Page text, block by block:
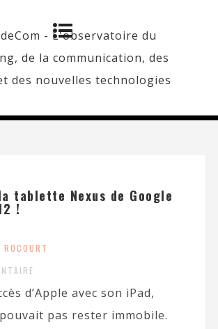
tablette Nexus de Google
!
ROCOURT
d’Apple avec son iPad,
pas rester immobile.